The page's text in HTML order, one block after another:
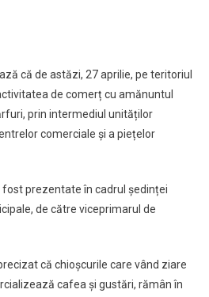
că de astăzi, 27 aprilie, pe teritoriul
de comerț cu amănuntul
prin intermediul unităților
comerciale și a piețelor
prezentate în cadrul ședinței
de către viceprimarul de
că chioșcurile care vând ziare
cafea și gustări, rămân în